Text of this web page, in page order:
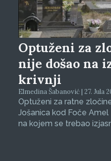
Optuženi za
nije došao na
krivnji
Elmedina Šabanović | 27. Jula
Optuženi za ratne
Jošanica kod Foče
na kojem se trebao